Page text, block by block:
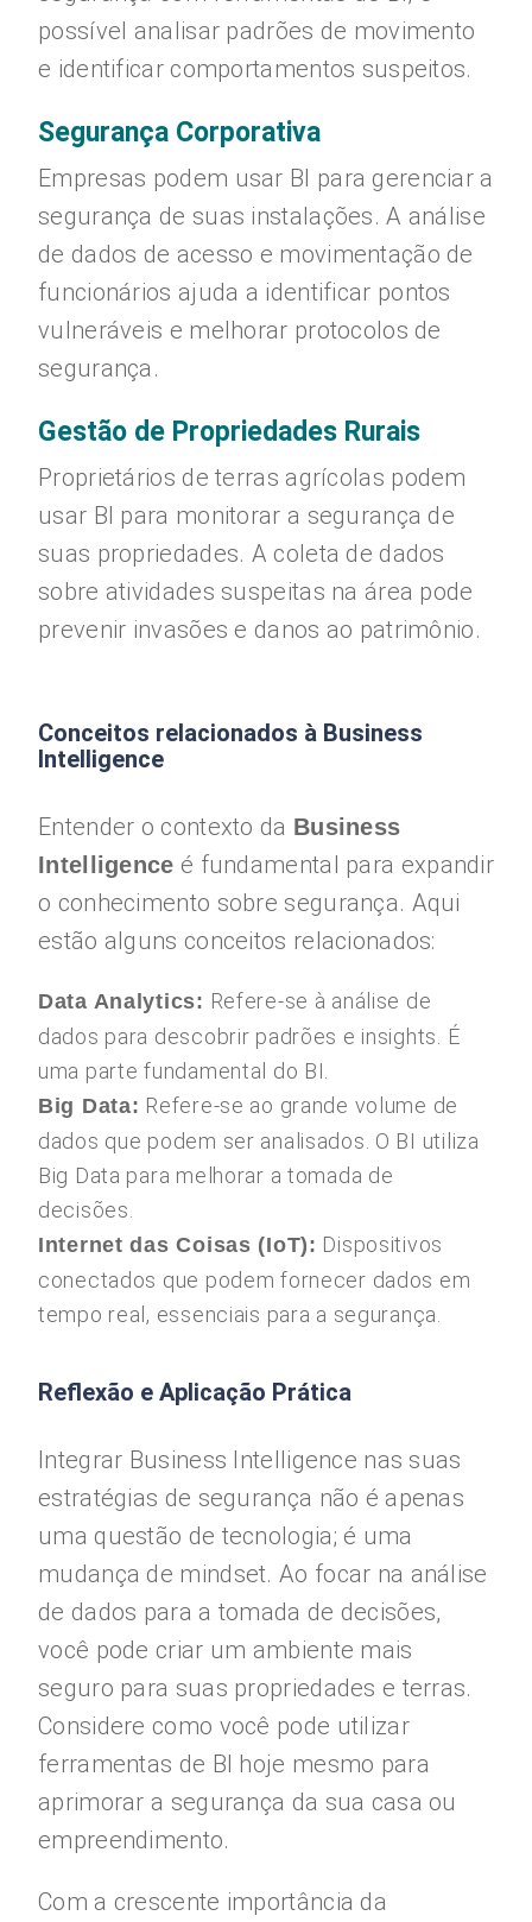
possível analisar padrões de movimento
e identificar comportamentos suspeitos.
Segurança Corporativa
Empresas podem usar BI para gerenciar a
segurança de suas instalações. A análise
de dados de acesso e movimentação de
funcionários ajuda a identificar pontos
vulneráveis e melhorar protocolos de
segurança.
Gestão de Propriedades Rurais
Proprietários de terras agrícolas podem
usar BI para monitorar a segurança de
suas propriedades. A coleta de dados
sobre atividades suspeitas na área pode
prevenir invasões e danos ao patrimônio.
Conceitos relacionados à Business
Intelligence
Entender o contexto da Business
Intelligence é fundamental para expandir
o conhecimento sobre segurança. Aqui
estão alguns conceitos relacionados:
Data Analytics: Refere-se à análise de
dados para descobrir padrões e insights. É
uma parte fundamental do BI.
Big Data: Refere-se ao grande volume de
dados que podem ser analisados. O BI utiliza
Big Data para melhorar a tomada de
decisões.
Internet das Coisas (IoT): Dispositivos
conectados que podem fornecer dados em
tempo real, essenciais para a segurança.
Reflexão e Aplicação Prática
Integrar Business Intelligence nas suas
estratégias de segurança não é apenas
uma questão de tecnologia; é uma
mudança de mindset. Ao focar na análise
de dados para a tomada de decisões,
você pode criar um ambiente mais
seguro para suas propriedades e terras.
Considere como você pode utilizar
ferramentas de BI hoje mesmo para
aprimorar a segurança da sua casa ou
empreendimento.
Com a crescente importância da